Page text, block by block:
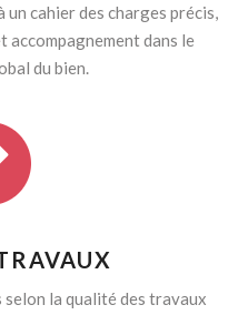
un cahier des charges précis,
accompagnement dans le
du bien.
la qualité des travaux